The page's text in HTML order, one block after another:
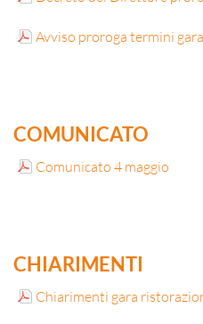
Avviso proroga termini
COMUNICATO
Comunicato 4 maggio
CHIARIMENTI
Chiarimenti gara